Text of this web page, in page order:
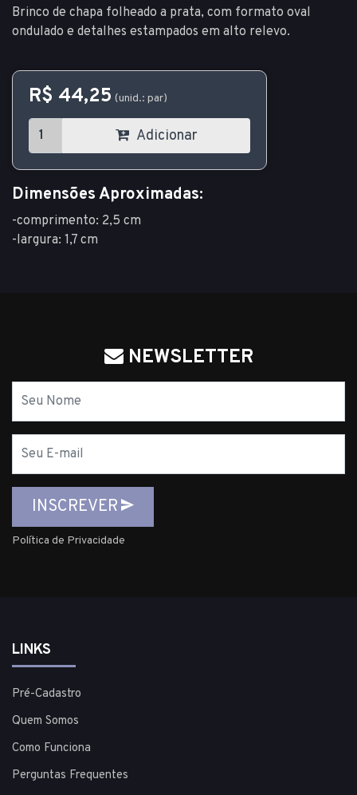
Brinco de chapa folheado a prata, com formato oval
ondulado e detalhes estampados em alto relevo.
R$ 44,25 (unid.: par)
Adicionar
Dimensões Aproximadas:
-comprimento: 2,5 cm
-largura: 1,7 cm
NEWSLETTER
mail
INSCREVER
Política de Privacidade
LINKS
Pré-Cadastro
Quem Somos
Como Funciona
Perguntas Frequentes